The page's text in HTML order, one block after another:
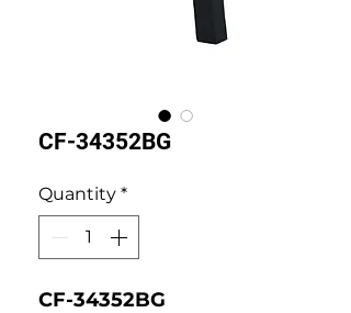
CF-34352BG
Quantity *
CF-34352BG